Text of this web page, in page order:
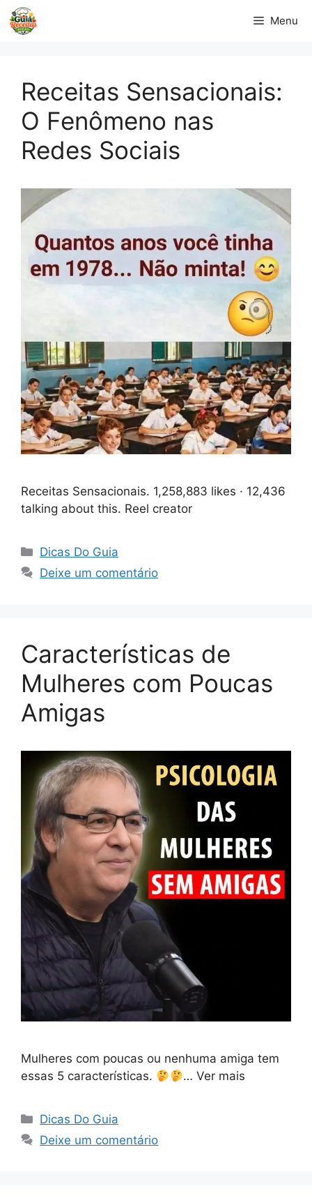
Pular
para
Menu
Receitas Sensacionais:
O Fenômeno nas
Redes Sociais
Receitas Sensacionais. 1,258,883 likes · 12,436
talking about this. Reel creator
Categorias
Dicas Do Guia
Deixe um comentário
Características de
Mulheres com Poucas
Amigas
Mulheres com poucas ou nenhuma amiga tem
essas 5 características.
… Ver mais
Categorias
Dicas Do Guia
Deixe um comentário